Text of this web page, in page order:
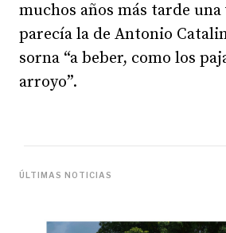
muchos años más tarde una
parecía la de Antonio
sorna “a beber, como los
arroyo”.
ÚLTIMAS NOTICIAS